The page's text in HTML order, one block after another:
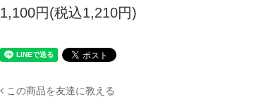
1,100円(税込1,210円)
この商品を友達に教える